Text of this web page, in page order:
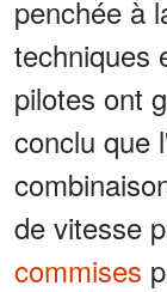
penchée à
techniques
pilotes ont
conclu que
de vitesse
commises